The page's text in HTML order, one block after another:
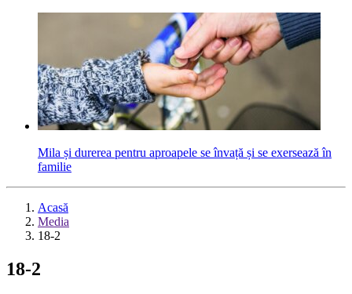
Mila și durerea pentru aproapele se învață și se exersează în
familie
Acasă
Media
18-2
18-2